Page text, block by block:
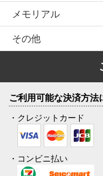
メモリアル
その他
ご利用可能な決済方法
・クレジットカード
・コンビニ払い